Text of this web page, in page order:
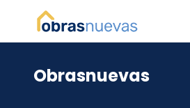
Obrasnuevas